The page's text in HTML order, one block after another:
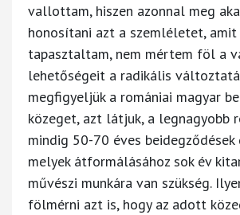
vallottam, hiszen azonnal meg
honosítani azt a szemléletet, amit
tapasztaltam, nem mértem föl a
lehetőségeit a radikális
megfigyeljük a romániai magyar
közeget, azt látjuk, a legnagyobb
mindig 50-70 éves beidegződések
melyek átformálásához sok év
művészi munkára van szükség.
fölmérni azt is, hogy az adott